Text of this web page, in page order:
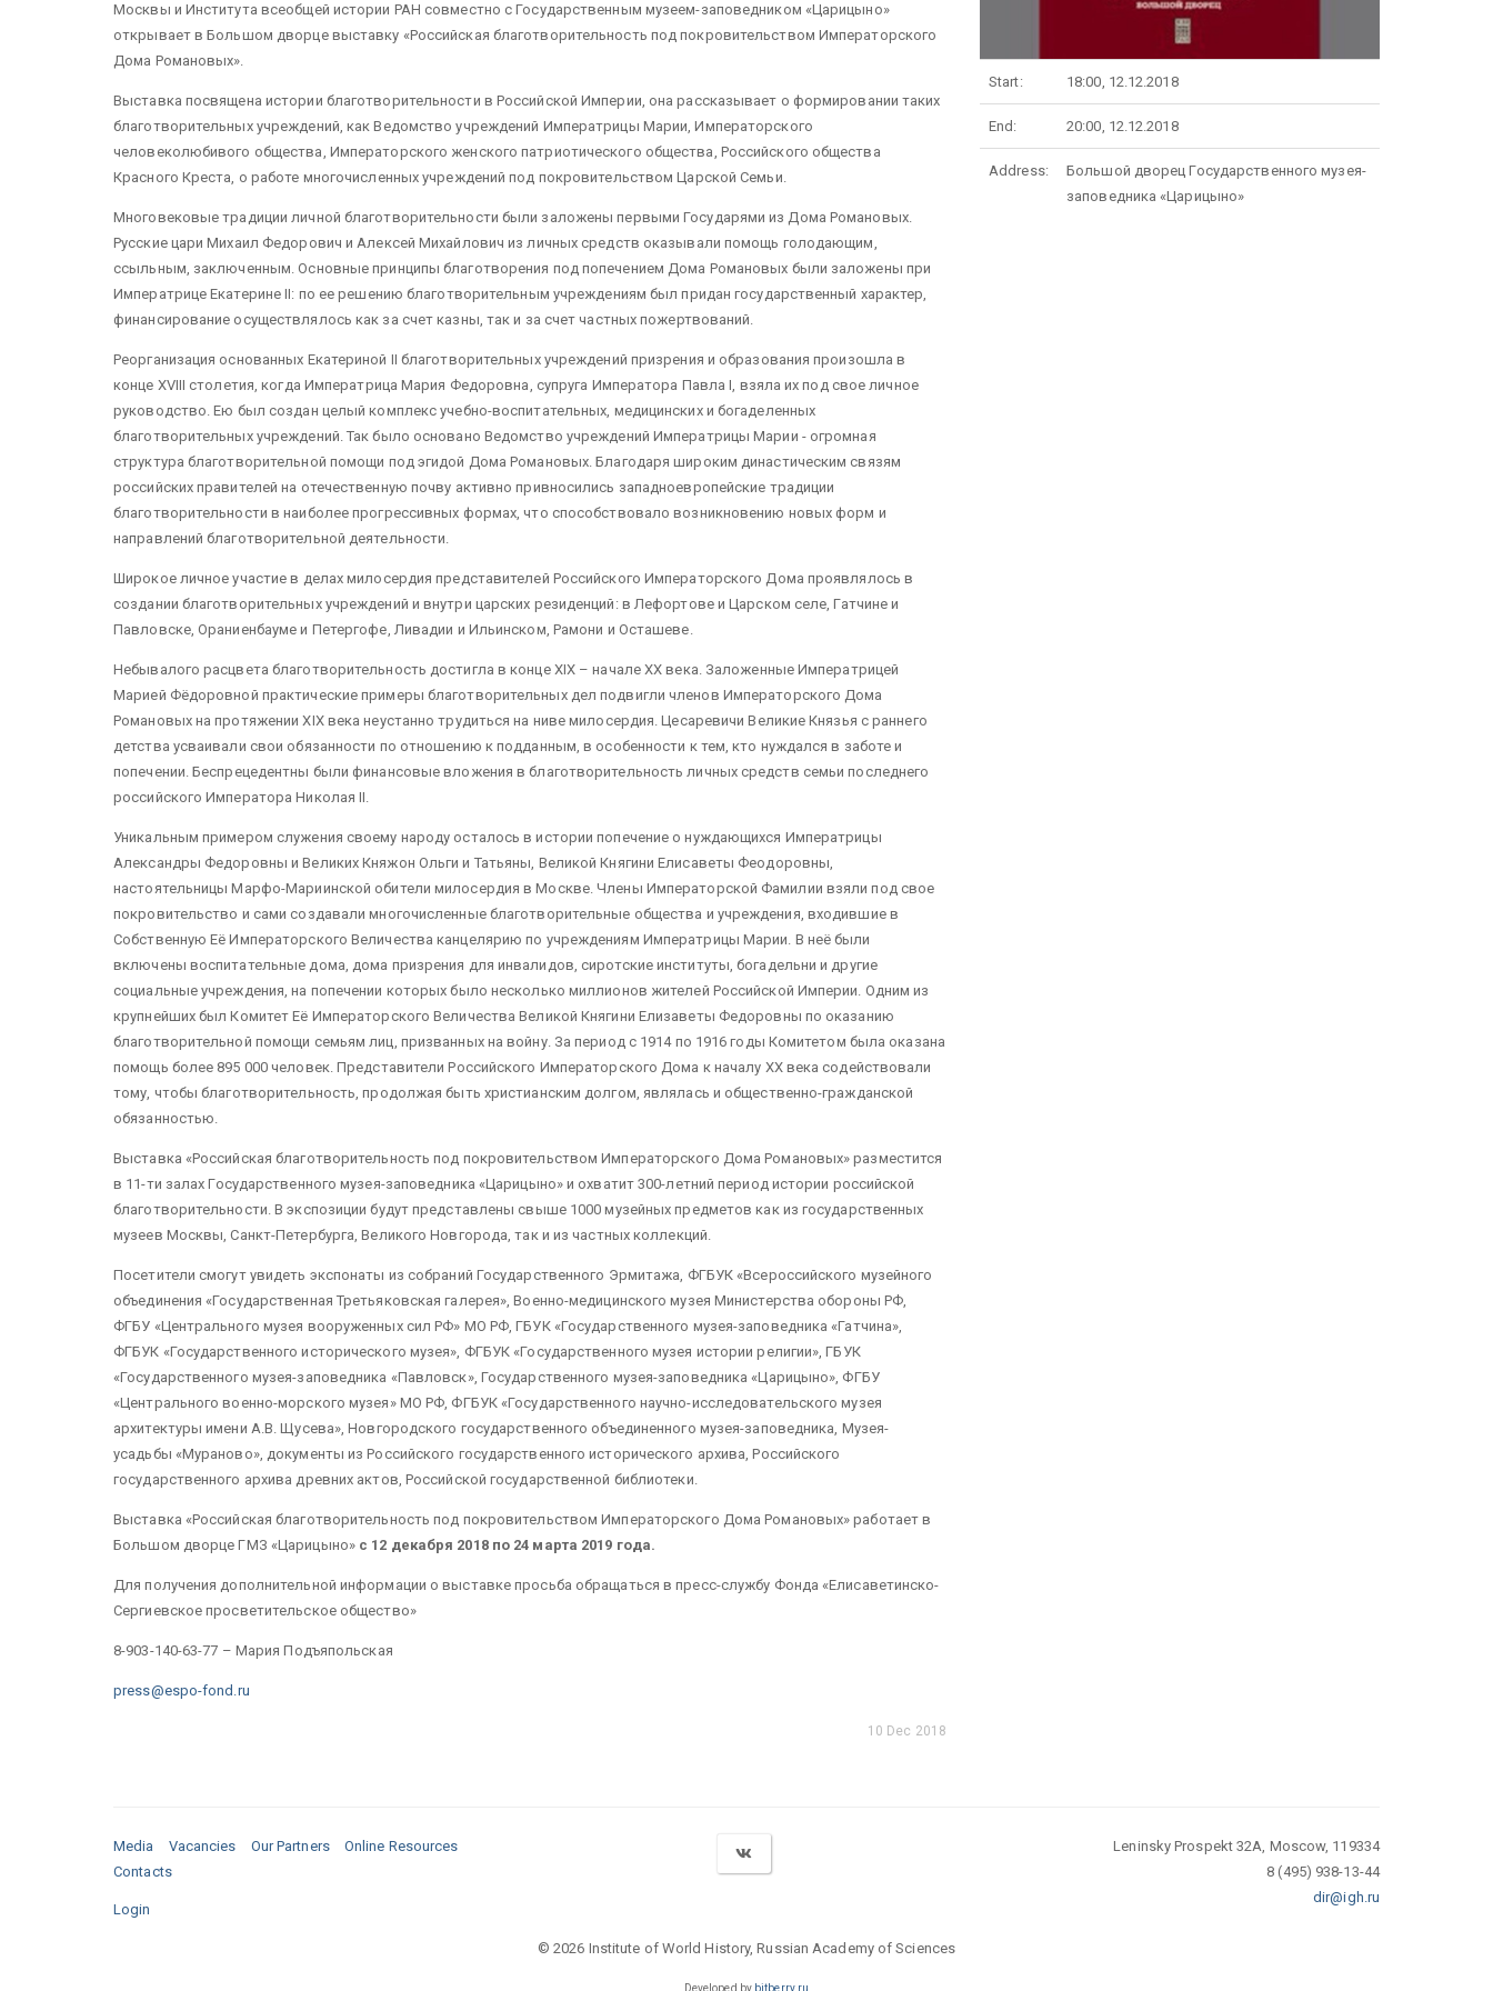
Москвы и Института всеобщей истории РАН совместно с Государственным музеем-заповедником «Царицыно»
открывает в Большом дворце выставку «Российская благотворительность под покровительством Императорского
Дома Романовых».
Выставка посвящена истории благотворительности в Российской Империи, она рассказывает о формировании таких
благотворительных учреждений, как Ведомство учреждений Императрицы Марии, Императорского
человеколюбивого общества, Императорского женского патриотического общества, Российского общества
Красного Креста, о работе многочисленных учреждений под покровительством Царской Семьи.
Многовековые традиции личной благотворительности были заложены первыми Государями из Дома Романовых.
Русские цари Михаил Федорович и Алексей Михайлович из личных средств оказывали помощь голодающим,
ссыльным, заключенным. Основные принципы благотворения под попечением Дома Романовых были заложены при
Императрице Екатерине II: по ее решению благотворительным учреждениям был придан государственный характер,
финансирование осуществлялось как за счет казны, так и за счет частных пожертвований.
Реорганизация основанных Екатериной II благотворительных учреждений призрения и образования произошла в
конце XVIII столетия, когда Императрица Мария Федоровна, супруга Императора Павла I, взяла их под свое личное
руководство. Ею был создан целый комплекс учебно-воспитательных, медицинских и богаделенных
благотворительных учреждений. Так было основано Ведомство учреждений Императрицы Марии - огромная
структура благотворительной помощи под эгидой Дома Романовых. Благодаря широким династическим связям
российских правителей на отечественную почву активно привносились западноевропейские традиции
благотворительности в наиболее прогрессивных формах, что способствовало возникновению новых форм и
направлений благотворительной деятельности.
Широкое личное участие в делах милосердия представителей Российского Императорского Дома проявлялось в
создании благотворительных учреждений и внутри царских резиденций: в Лефортове и Царском селе, Гатчине и
Павловске, Ораниенбауме и Петергофе, Ливадии и Ильинском, Рамони и Осташеве.
Небывалого расцвета благотворительность достигла в конце XIX – начале XX века. Заложенные Императрицей
Марией Фёдоровной практические примеры благотворительных дел подвигли членов Императорского Дома
Романовых на протяжении XIX века неустанно трудиться на ниве милосердия. Цесаревичи Великие Князья с раннего
детства усваивали свои обязанности по отношению к подданным, в особенности к тем, кто нуждался в заботе и
попечении. Беспрецедентны были финансовые вложения в благотворительность личных средств семьи последнего
российского Императора Николая II.
Уникальным примером служения своему народу осталось в истории попечение о нуждающихся Императрицы
Александры Федоровны и Великих Княжон Ольги и Татьяны, Великой Княгини Елисаветы Феодоровны,
настоятельницы Марфо-Мариинской обители милосердия в Москве. Члены Императорской Фамилии взяли под свое
покровительство и сами создавали многочисленные благотворительные общества и учреждения, входившие в
Собственную Её Императорского Величества канцелярию по учреждениям Императрицы Марии. В неё были
включены воспитательные дома, дома призрения для инвалидов, сиротские институты, богадельни и другие
социальные учреждения, на попечении которых было несколько миллионов жителей Российской Империи. Одним из
крупнейших был Комитет Её Императорского Величества Великой Княгини Елизаветы Федоровны по оказанию
благотворительной помощи семьям лиц, призванных на войну. За период с 1914 по 1916 годы Комитетом была оказана
помощь более 895 000 человек. Представители Российского Императорского Дома к началу XX века содействовали
тому, чтобы благотворительность, продолжая быть христианским долгом, являлась и общественно-гражданской
обязанностью.
Выставка «Российская благотворительность под покровительством Императорского Дома Романовых» разместится
в 11-ти залах Государственного музея-заповедника «Царицыно» и охватит 300-летний период истории российской
благотворительности. В экспозиции будут представлены свыше 1000 музейных предметов как из государственных
музеев Москвы, Санкт-Петербурга, Великого Новгорода, так и из частных коллекций.
Посетители смогут увидеть экспонаты из собраний Государственного Эрмитажа, ФГБУК «Всероссийского музейного
объединения «Государственная Третьяковская галерея», Военно-медицинского музея Министерства обороны РФ,
ФГБУ «Центрального музея вооруженных сил РФ» МО РФ, ГБУК «Государственного музея-заповедника «Гатчина»,
ФГБУК «Государственного исторического музея», ФГБУК «Государственного музея истории религии», ГБУК
«Государственного музея-заповедника «Павловск», Государственного музея-заповедника «Царицыно», ФГБУ
«Центрального военно-морского музея» МО РФ, ФГБУК «Государственного научно-исследовательского музея
архитектуры имени А.В. Щусева», Новгородского государственного объединенного музея-заповедника, Музея-
усадьбы «Мураново», документы из Российского государственного исторического архива, Российского
государственного архива древних актов, Российской государственной библиотеки.
Выставка «Российская благотворительность под покровительством Императорского Дома Романовых» работает в
Большом дворце ГМЗ «Царицыно»с 12 декабря 2018 по 24 марта 2019 года.
Для получения дополнительной информации о выставке просьба обращаться в пресс-службу Фонда «Елисаветинско-
Сергиевское просветительское общество»
8-903-140-63-77 – Мария Подъяпольская
press@espo-fond.ru
10 Dec 2018
Start: 18:00, 12.12.2018
End: 20:00, 12.12.2018
Address:
Большой дворец Государственного музея-
заповедника «Царицыно»
Media Vacancies Our Partners
Online Resources
Contacts
Login
Leninsky Prospekt 32A, Moscow, 119334
8 (495) 938-13-44
dir@igh.ru
© 2026 Institute of World History, Russian Academy of Sciences
Developed by bitberry.ru